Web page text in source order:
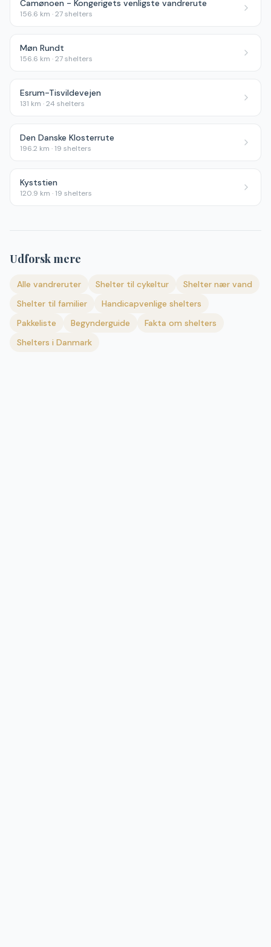
Camønoen - Kongerigets venligste vandrerute
156.6 km ·27shelters
Møn Rundt
156.6 km ·27shelters
Esrum-Tisvildevejen
131 km ·24 shelters
Den Danske Klosterrute
196.2 km · 19 shelters
Kyststien
120.9 km · 19 shelters
Udforsk mere
Alle vandreruter Shelter til cykeltur
Shelter nær vand
Shelter til familier
Handicapvenlige shelters
Pakkeliste
Begynderguide
Fakta om shelters
Shelters i Danmark